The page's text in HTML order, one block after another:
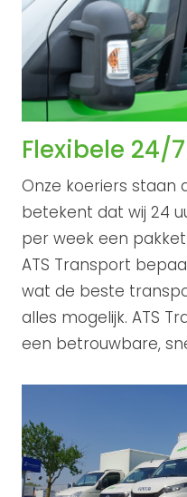
Flexibele 24/
Onze koeriers staan
betekent dat wij 24
per week een
ATS Transport
wat de beste
alles mogelijk. ATS
een betrouwbare,